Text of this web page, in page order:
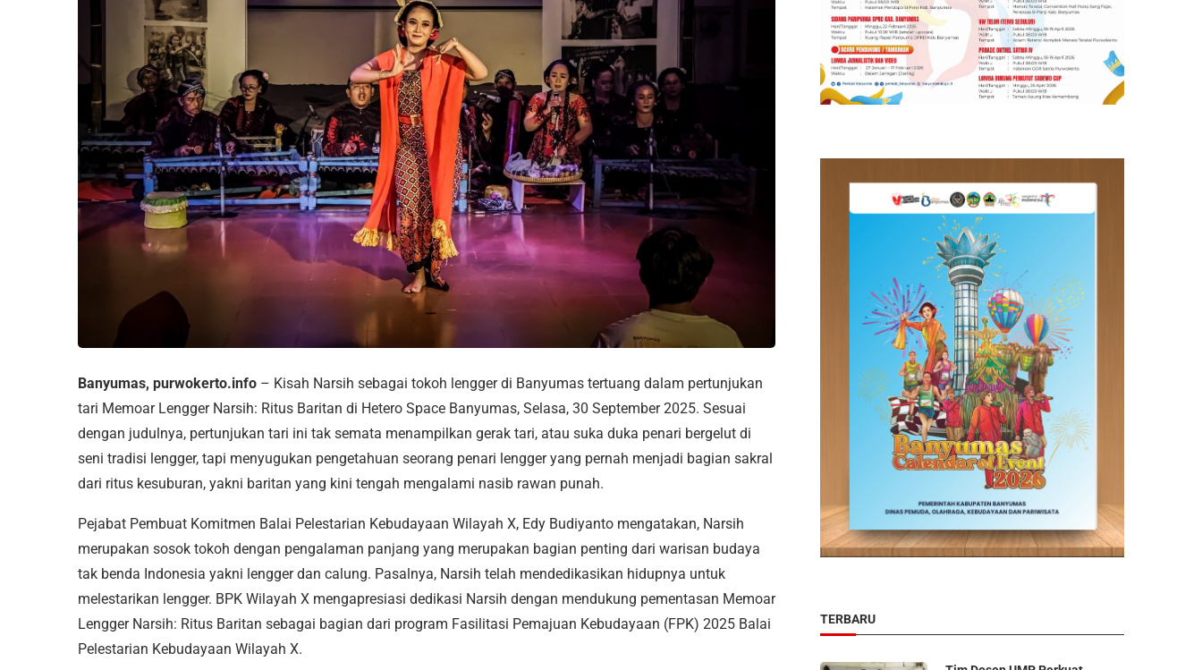
Banyumas, purwokerto.info – Kisah Narsih sebagai tokoh lengger di Banyumas tertuang dalam pertunjukan
tari Memoar Lengger Narsih: Ritus Baritan di Hetero Space Banyumas, Selasa, 30 September 2025. Sesuai
dengan judulnya, pertunjukan tari ini tak semata menampilkan gerak tari, atau suka duka penari bergelut di
seni tradisi lengger, tapi menyugukan pengetahuan seorang penari lengger yang pernah menjadi bagian sakral
dari ritus kesuburan, yakni baritan yang kini tengah mengalami nasib rawan punah.
Pejabat Pembuat Komitmen Balai Pelestarian Kebudayaan Wilayah X, Edy Budiyanto mengatakan, Narsih
merupakan sosok tokoh dengan pengalaman panjang yang merupakan bagian penting dari warisan budaya
tak benda Indonesia yakni lengger dan calung. Pasalnya, Narsih telah mendedikasikan hidupnya untuk
melestarikan lengger. BPK Wilayah X mengapresiasi dedikasi Narsih dengan mendukung pementasan Memoar
Lengger Narsih: Ritus Baritan sebagai bagian dari program Fasilitasi Pemajuan Kebudayaan (FPK) 2025 Balai
Pelestarian Kebudayaan Wilayah X.
TERBARU